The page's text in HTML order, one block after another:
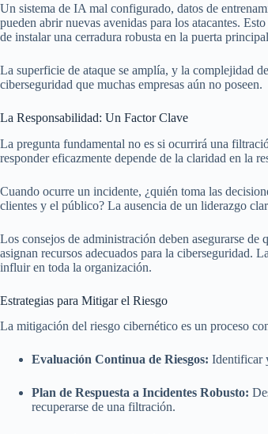
Un sistema de IA mal configurado, datos de
pueden abrir nuevas avenidas para los atacantes.
de instalar una cerradura robusta en la puerta
La superficie de ataque se amplía, y la complejidad
ciberseguridad que muchas empresas aún no poseen.
La Responsabilidad: Un Factor Clave
La pregunta fundamental no es si ocurrirá una
responder eficazmente depende de la claridad en la
Cuando ocurre un incidente, ¿quién toma las
clientes y el público? La ausencia de un liderazgo
Los consejos de administración deben asegurarse de
asignan recursos adecuados para la ciberseguridad.
influir en toda la organización.
Estrategias para Mitigar el Riesgo
La mitigación del riesgo cibernético es un proceso
Evaluación Continua de Riesgos: Identificar
Plan de Respuesta a Incidentes Robusto:
recuperarse de una filtración.